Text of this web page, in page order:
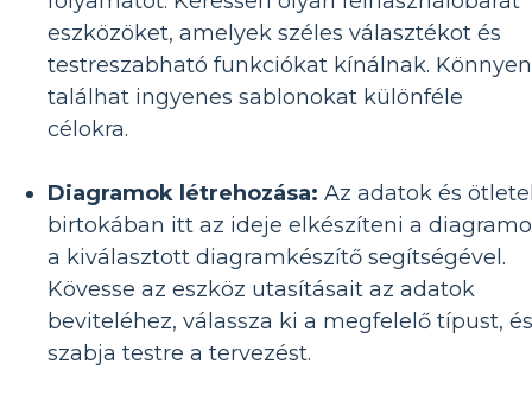
eszközöket, amelyek széles választékot és
testreszabható funkciókat kínálnak. Könnyen
találhat ingyenes sablonokat különféle
célokra.
Diagramok létrehozása: Az adatok és
birtokában itt az ideje elkészíteni a
a kiválasztott diagramkészítő segítségével.
Kövesse az eszköz utasításait az adatok
beviteléhez, válassza ki a megfelelő típust, és
szabja testre a tervezést.